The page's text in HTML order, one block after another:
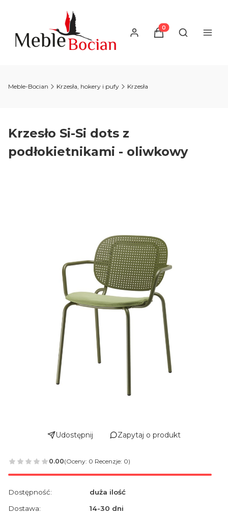
Produkty w
Otwórz
Meble-Bocian Krzesła, hokery i pufy Krzesła
Krzesło Si-Si dots z
podłokietnikami - oliwkowy
Udostępnij Zapytaj o produkt
0.00(Oceny: 0 Recenzje: 0)
Dostępność:
duża ilość
Dostawa:
14-30 dni